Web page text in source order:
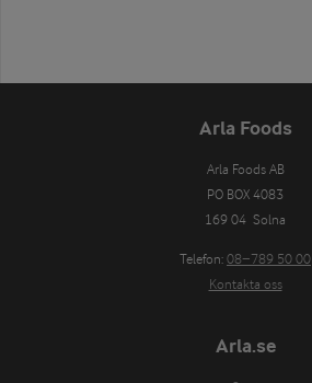
Arla Foods
Arla Foods AB
PO BOX 4083
169 04  Solna
Telefon: 08−789 50 00
Kontakta oss
Arla.se